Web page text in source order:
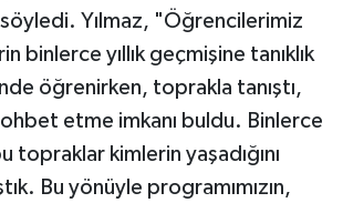
Yılmaz, "Öğrencilerimiz
binlerce yıllık geçmişine tanıklık
öğrenirken, toprakla tanıştı,
etme imkanı buldu. Binlerce
topraklar kimlerin yaşadığını
Bu yönüyle programımızın,